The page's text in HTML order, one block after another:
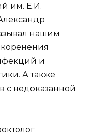
им. Е.И.
нашим
и
А также
с недоказанной